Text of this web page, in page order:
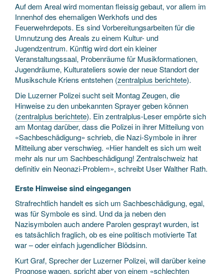
Auf dem Areal wird momentan fleissig gebaut, vor allem im
Innenhof des ehemaligen Werkhofs und des
Feuerwehrdepots. Es sind Vorbereitungsarbeiten für die
Umnutzung des Areals zu einem Kultur- und
Jugendzentrum. Künftig wird dort ein kleiner
Veranstaltungssaal, Probenräume für Musikformationen,
Jugendräume, Kulturateliers sowie der neue Standort der
Musikschule Kriens entstehen (zentralplus berichtete).
Die Luzerner Polizei sucht seit Montag Zeugen, die
Hinweise zu den unbekannten Sprayer geben können
(zentralplus berichtete). Ein zentralplus-Leser empörte sich
am Montag darüber, dass die Polizei in ihrer Mitteilung von
«Sachbeschädigung» schrieb, die Nazi-Symbole in ihrer
Mitteilung aber verschwieg. «Hier handelt es sich um weit
mehr als nur um Sachbeschädigung! Zentralschweiz hat
definitiv ein Neonazi-Problem», schreibt User Walther Rath.
Erste Hinweise sind eingegangen
Strafrechtlich handelt es sich um Sachbeschädigung, egal,
was für Symbole es sind. Und da ja neben den
Nazisymbolen auch andere Parolen gesprayt wurden, ist
es tatsächlich fraglich, ob es eine politisch motivierte Tat
war – oder einfach jugendlicher Blödsinn.
Kurt Graf, Sprecher der Luzerner Polizei, will darüber keine
Prognose wagen, spricht aber von einem «schlechten